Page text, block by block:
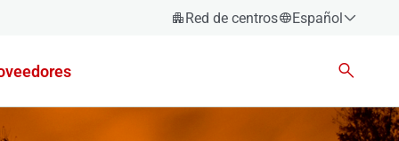
Red de centros
Español
Euskara